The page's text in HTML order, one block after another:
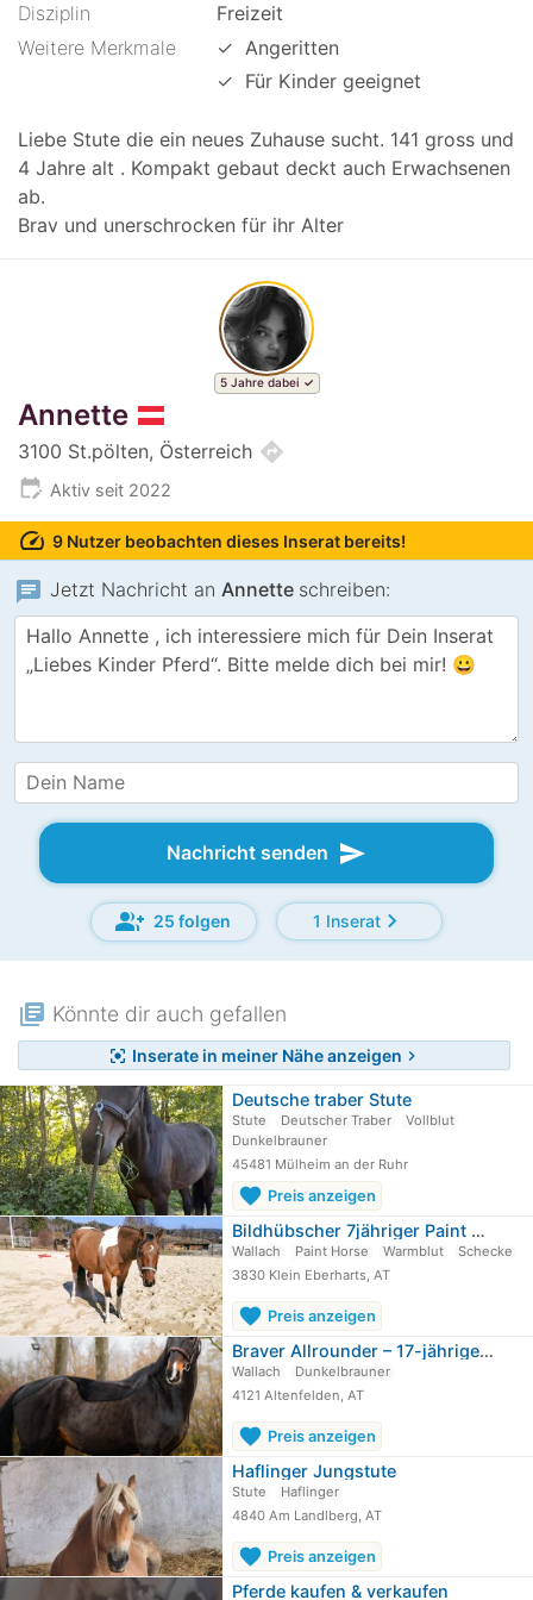
Disziplin
Freizeit
Weitere Merkmale
✓ Angeritten
✓ Für Kinder geeignet
Liebe Stute die ein neues Zuhause sucht. 141 gross und
4 Jahre alt . Kompakt gebaut deckt auch Erwachsenen
ab.
Brav und unerschrocken für ihr Alter
5 Jahre dabei
Annette
3100 St.pölten, Österreich directions
edit_calendar Aktiv seit 2022
speed 9 Nutzer beobachten dieses Inserat bereits!
chat Jetzt Nachricht an Annette schreiben:
Nachricht senden send
group_add 25 folgen 1 Inseratchevron_right
library_books Könnte dir auch gefallen
center_focus_strong Inserate in meiner Nähe anzeigen chevron_right
Deutsche traber Stute
Stute Deutscher Traber
Vollblut
Dunkelbrauner
45481 Mülheim an der Ruhr
favorite Preis anzeigen
Bildhübscher 7jähriger Paint Horse…
Wallach Paint Horse Warmblut
Schecke
3830 Klein Eberharts, AT
favorite Preis anzeigen
Braver Allrounder – 17-jähriger…
Wallach
Dunkelbrauner
4121 Altenfelden, AT
favorite Preis anzeigen
Haflinger Jungstute
Stute
Haflinger
4840 Am Landlberg, AT
favorite Preis anzeigen
Pferde kaufen & verkaufen